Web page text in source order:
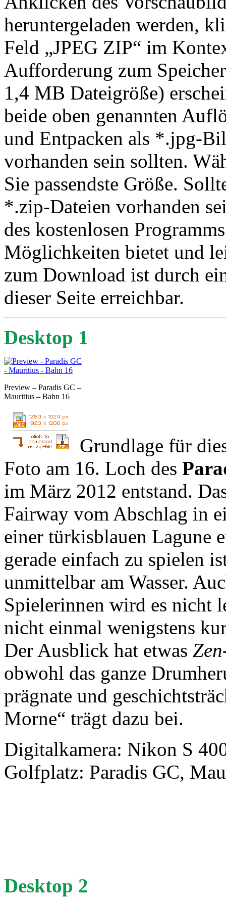
heruntergeladen werden,
Feld „JPEG ZIP“ im
Aufforderung zum
1,4 MB Dateigröße)
beide oben genannten
und Entpacken als *.jpg-
vorhanden sein sollten.
Sie passendste Größe.
*.zip-Dateien vorhanden
des kostenlosen
Möglichkeiten bietet und
zum Download ist durch
dieser Seite erreichbar.
Desktop 1
Preview – Paradis GC –
Mauritius – Bahn 16
Grundlage für
Foto am 16. Loch des
im März 2012 entstand.
Fairway vom Abschlag in
einer türkisblauen Lagune
gerade einfach zu spielen
unmittelbar am Wasser.
Spielerinnen wird es nicht
nicht einmal wenigstens
Der Ausblick hat etwas Zen
obwohl das ganze
prägnate und
Morne“ trägt dazu bei.
Digitalkamera: Nikon S
Golfplatz: Paradis GC,
Desktop 2